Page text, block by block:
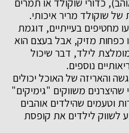
כדורי שוקולד או תמרים
של שוקולד מריר איכותי.
מחטיפים בעייתיים, דוגמת
כפחות מזיק, אבל בעצם הוא
המומלצת לילד, דבר שיכול
נוספים.
והאריזה של האוכל יכולים
שהיצרנים משווקים "גימיקים"
וטעמים שהילדים אוהבים
לשווק לילדים את קופסת